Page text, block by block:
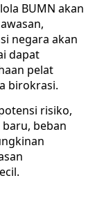
BUMN akan
negara akan
dapat
pelat
birokrasi.
risiko,
beban